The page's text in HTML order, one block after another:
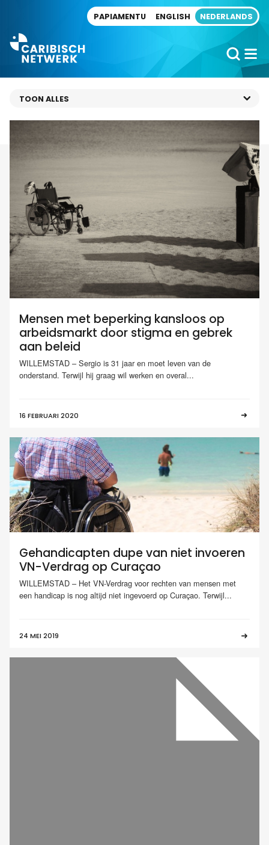
PAPIAMENTU ENGLISH NEDERLANDS
Mensen met beperking kansloos op
arbeidsmarkt door stigma en gebrek
aan beleid
WILLEMSTAD – Sergio is 31 jaar en moet leven van de
onderstand. Terwijl hij graag wil werken en overal...
16 FEBRUARI 2020
Gehandicapten dupe van niet invoeren
VN-Verdrag op Curaçao
WILLEMSTAD – Het VN-Verdrag voor rechten van mensen met
een handicap is nog altijd niet ingevoerd op Curaçao. Terwijl...
24 MEI 2019